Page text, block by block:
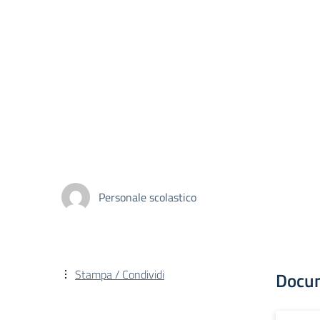
Personale scolastico
Stampa / Condividi